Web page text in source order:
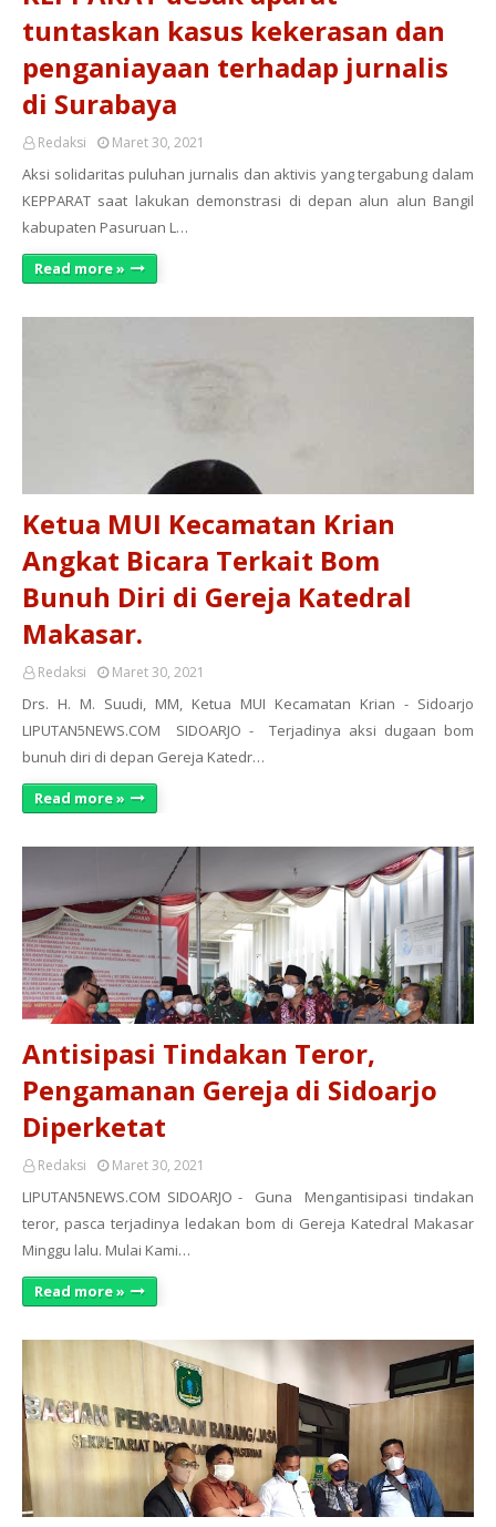
tuntaskan kasus kekerasan dan
penganiayaan terhadap jurnalis
di Surabaya
Redaksi Maret 30, 2021
Aksi solidaritas puluhan jurnalis dan aktivis yang tergabung dalam
KEPPARAT saat lakukan demonstrasi di depan alun alun Bangil
kabupaten Pasuruan L…
Read more »
Ketua MUI Kecamatan Krian
Angkat Bicara Terkait Bom
Bunuh Diri di Gereja Katedral
Makasar.
Redaksi Maret 30, 2021
Drs. H. M. Suudi, MM, Ketua MUI Kecamatan Krian - Sidoarjo
LIPUTAN5NEWS.COM SIDOARJO - Terjadinya aksi dugaan bom
bunuh diri di depan Gereja Katedr…
Read more »
Antisipasi Tindakan Teror,
Pengamanan Gereja di Sidoarjo
Diperketat
Redaksi Maret 30, 2021
LIPUTAN5NEWS.COM SIDOARJO - Guna Mengantisipasi tindakan
teror, pasca terjadinya ledakan bom di Gereja Katedral Makasar
Minggu lalu. Mulai Kami…
Read more »